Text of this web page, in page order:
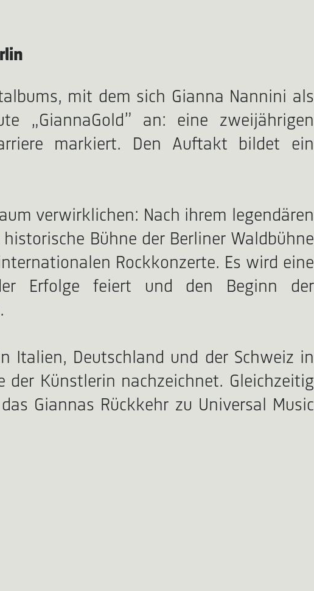
mit dem sich Gianna Nannini als
„GiannaGold” an: eine zweijährigen
markiert. Den Auftakt bildet ein
verwirklichen: Nach ihrem legendären
Bühne der Berliner Waldbühne
Rockkonzerte. Es wird eine
Erfolge feiert und den Beginn der
Italien, Deutschland und der Schweiz in
der Künstlerin nachzeichnet. Gleichzeitig
Giannas Rückkehr zu Universal Music